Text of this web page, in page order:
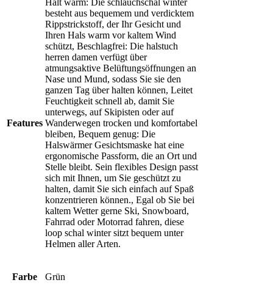
Features
Hält warm: Die schlauchschal winter
besteht aus bequemem und verdicktem
Rippstrickstoff, der Ihr Gesicht und
Ihren Hals warm vor kaltem Wind
schützt, Beschlagfrei: Die halstuch
herren damen verfügt über
atmungsaktive Belüftungsöffnungen an
Nase und Mund, sodass Sie sie den
ganzen Tag über halten können, Leitet
Feuchtigkeit schnell ab, damit Sie
unterwegs, auf Skipisten oder auf
Wanderwegen trocken und komfortabel
bleiben, Bequem genug: Die
Halswärmer Gesichtsmaske hat eine
ergonomische Passform, die an Ort und
Stelle bleibt. Sein flexibles Design passt
sich mit Ihnen, um Sie geschützt zu
halten, damit Sie sich einfach auf Spaß
konzentrieren können., Egal ob Sie bei
kaltem Wetter gerne Ski, Snowboard,
Fahrrad oder Motorrad fahren, diese
loop schal winter sitzt bequem unter
Helmen aller Arten.
Farbe Grün